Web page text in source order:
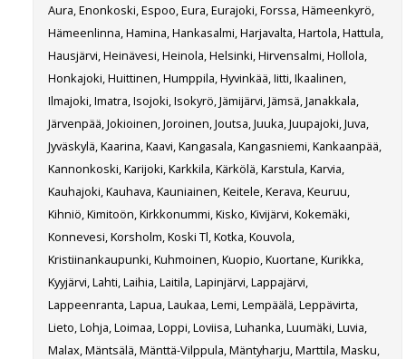
Aura, Enonkoski, Espoo, Eura, Eurajoki, Forssa, Hämeenkyrö,
Hämeenlinna, Hamina, Hankasalmi, Harjavalta, Hartola, Hattula,
Hausjärvi, Heinävesi, Heinola, Helsinki, Hirvensalmi, Hollola,
Honkajoki, Huittinen, Humppila, Hyvinkää, Iitti, Ikaalinen,
Ilmajoki, Imatra, Isojoki, Isokyrö, Jämijärvi, Jämsä, Janakkala,
Järvenpää, Jokioinen, Joroinen, Joutsa, Juuka, Juupajoki, Juva,
Jyväskylä, Kaarina, Kaavi, Kangasala, Kangasniemi, Kankaanpää,
Kannonkoski, Karijoki, Karkkila, Kärkölä, Karstula, Karvia,
Kauhajoki, Kauhava, Kauniainen, Keitele, Kerava, Keuruu,
Kihniö, Kimitoön, Kirkkonummi, Kisko, Kivijärvi, Kokemäki,
Konnevesi, Korsholm, Koski Tl, Kotka, Kouvola,
Kristiinankaupunki, Kuhmoinen, Kuopio, Kuortane, Kurikka,
Kyyjärvi, Lahti, Laihia, Laitila, Lapinjärvi, Lappajärvi,
Lappeenranta, Lapua, Laukaa, Lemi, Lempäälä, Leppävirta,
Lieto, Lohja, Loimaa, Loppi, Loviisa, Luhanka, Luumäki, Luvia,
Malax, Mäntsälä, Mänttä-Vilppula, Mäntyharju, Marttila, Masku,